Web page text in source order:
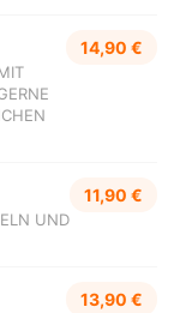
14,90 €
UND
11,90 €
13,90 €